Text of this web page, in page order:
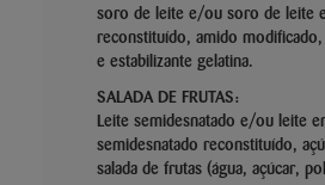
soro de leite e/ou soro de leite
reconstituído, amido
e estabilizante gelatina.
SALADA DE FRUTAS:
Leite semidesnatado e/ou leite
semidesnatado reconstituído,
salada de frutas (água, açúcar,